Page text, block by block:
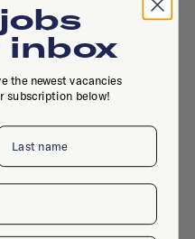
inbox
the newest vacancies
subscription below!
name